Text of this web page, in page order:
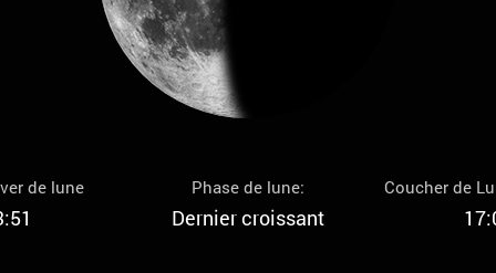
de lune Phase de lune:
Dernier croissant
Coucher de